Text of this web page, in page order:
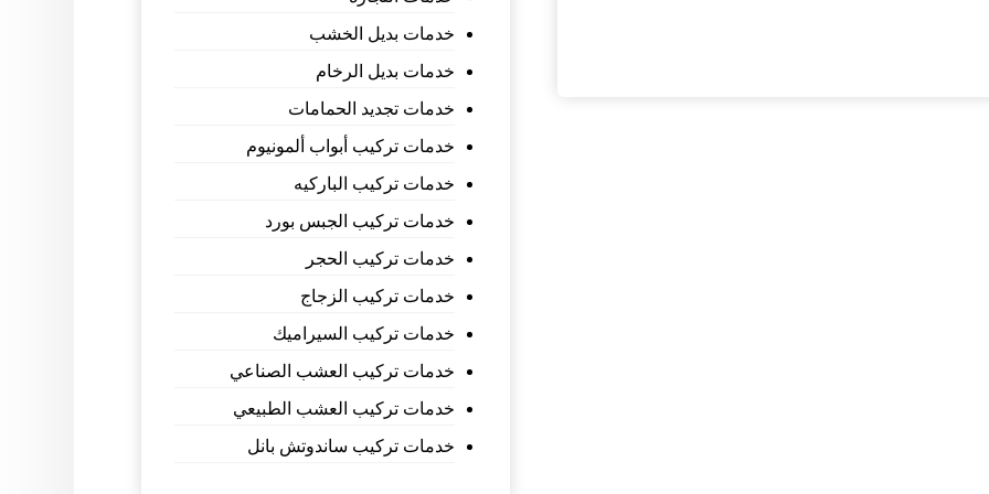
خدمات بديل الخشب
خدمات بديل الرخام
خدمات تجديد الحمامات
خدمات تركيب أبواب ألمونيوم
خدمات تركيب الباركيه
خدمات تركيب الجبس بورد
خدمات تركيب الحجر
خدمات تركيب الزجاج
خدمات تركيب السيراميك
خدمات تركيب العشب الصناعي
خدمات تركيب العشب الطبيعي
خدمات تركيب ساندوتش بانل